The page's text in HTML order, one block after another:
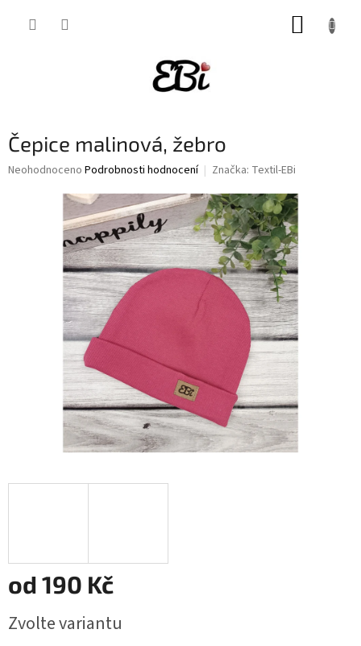
Čepice malinová, žebro
Průměrné
Neohodnoceno Podrobnosti hodnocení Značka: Textil-EBi
od 190 Kč
cena:
Zvolte variantu